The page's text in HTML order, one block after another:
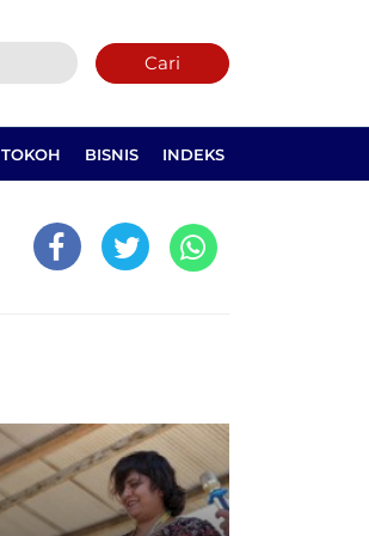
Cari
TOKOH BISNIS INDEKS